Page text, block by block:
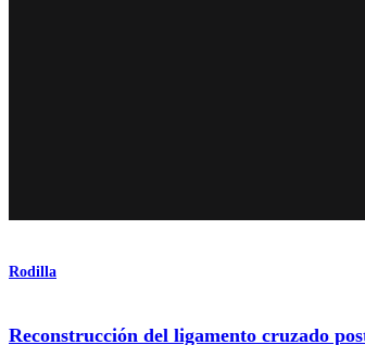
Rodilla
Reconstrucción del ligamento cruzado